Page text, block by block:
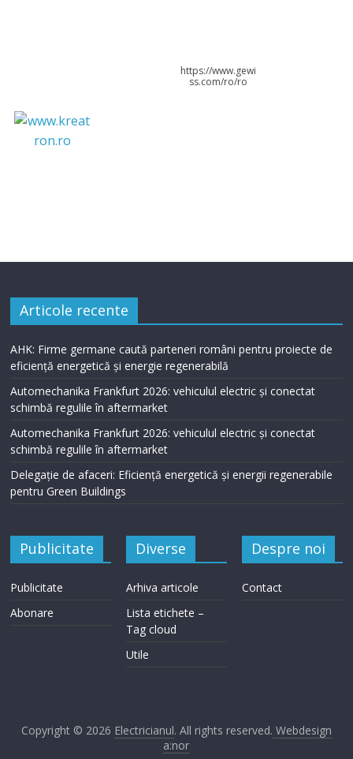
https://www.gewi
ss.com/ro/ro
Articole recente
AHK: Firme germane caută parteneri români pentru proiecte de
eficiență energetică și energie regenerabilă
Automechanika Frankfurt 2026: vehiculul electric și conectat
schimbă regulile în aftermarket
Automechanika Frankfurt 2026: vehiculul electric și conectat
schimbă regulile în aftermarket
Delegație de afaceri: Eficiență energetică și energii regenerabile
pentru Green Buildings
Publicitate
Publicitate
Abonare
Diverse
Arhiva articole
Lista etichete –
Tag cloud
Utile
Despre noi
Contact
Copyright © 2026 Electricianul. All rights reserved. Webdesign
a:nor